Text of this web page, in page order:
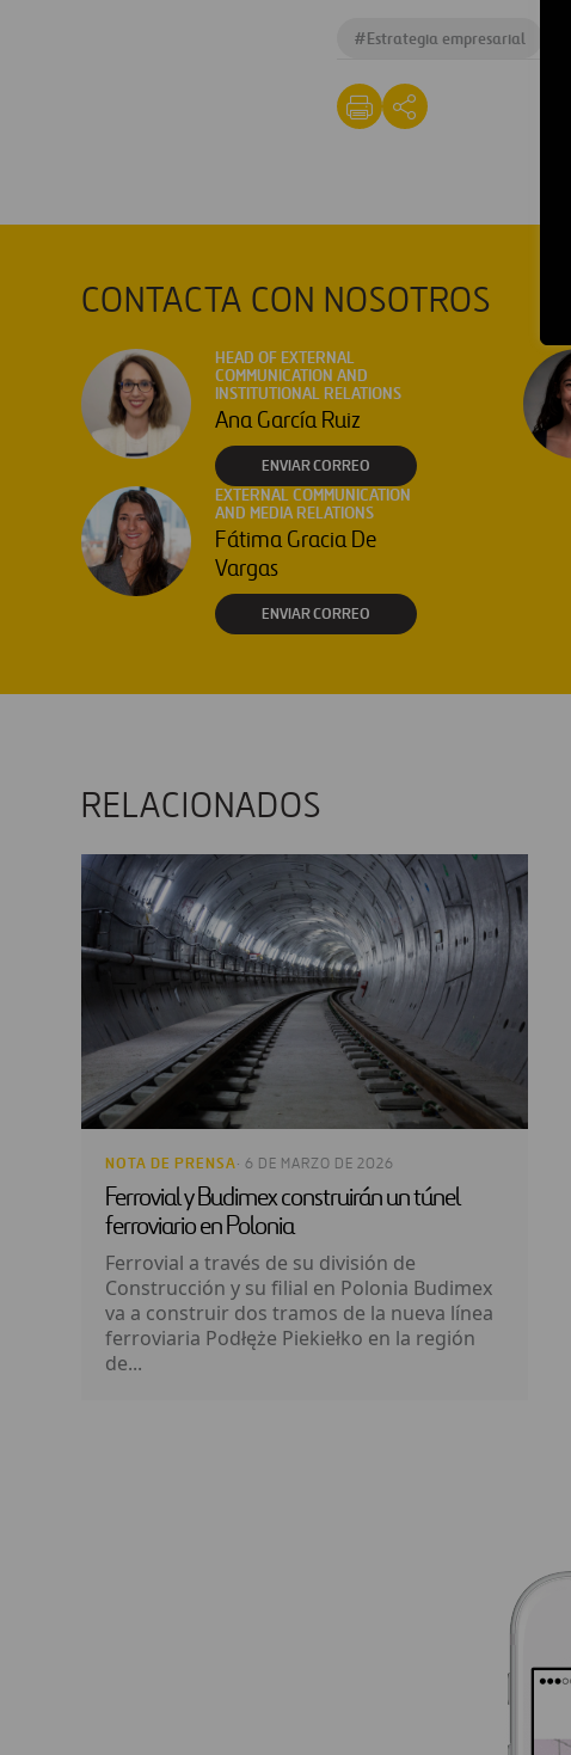
#Estrategia empresarial
CONTACTA CON NOSOTROS
HEAD OF EXTERNAL
COMMUNICATION AND
INSTITUTIONAL RELATIONS
Ana García Ruiz
ENVIAR CORREO
EXTERNAL COMMUNICATION
AND MEDIA RELATIONS
Fátima Gracia De
Vargas
ENVIAR CORREO
RELACIONADOS
NOTA DE PRENSA· 6 DE MARZO DE 2026
Ferrovial y Budimex construirán un túnel
ferroviario en Polonia
Ferrovial a través de su división de
Construcción y su filial en Polonia Budimex
va a construir dos tramos de la nueva línea
ferroviaria Podłęże Piekiełko en la región
de...